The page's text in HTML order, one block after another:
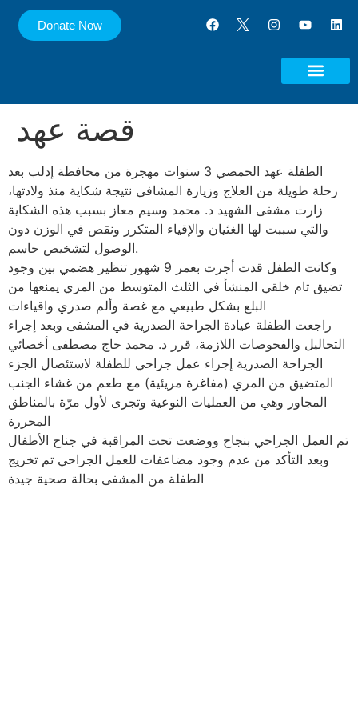
Donate Now
قصة عهد
الطفلة عهد الحمصي 3 سنوات مهجرة من محافظة إدلب بعد
رحلة طويلة من العلاج وزيارة المشافي نتيجة شكاية منذ ولادتها،
زارت مشفى الشهيد د. محمد وسيم معاز بسبب هذه الشكاية
والتي سببت لها الغثيان والإقياء المتكرر ونقص في الوزن دون
الوصول لتشخيص حاسم.
وكانت الطفل قدت أجرت بعمر 9 شهور تنظير هضمي بين وجود
تضيق تام خلقي المنشأ في الثلث المتوسط من المري يمنعها من
البلع بشكل طبيعي مع غصة وألم صدري واقياءات
راجعت الطفلة عيادة الجراحة الصدرية في المشفى وبعد إجراء
التحاليل والفحوصات اللازمة، قرر د. محمد حاج مصطفى أخصائي
الجراحة الصدرية إجراء عمل جراحي للطفلة لاستئصال الجزء
المتضيق من المري (مفاغرة مريئية) مع طعم من غشاء الجنب
المجاور وهي من العمليات النوعية وتجرى لأول مرّة بالمناطق
المحررة
تم العمل الجراحي بنجاح ووضعت تحت المراقبة في جناح الأطفال
وبعد التأكد من عدم وجود مضاعفات للعمل الجراحي تم تخريج
الطفلة من المشفى بحالة صحية جيدة